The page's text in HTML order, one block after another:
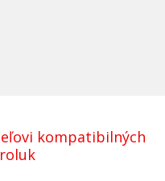
kompatibilných